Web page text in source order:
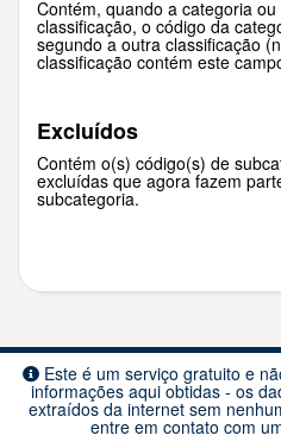
Contém, quando a categoria
classificação, o código da
segundo a outra classificação
classificação contém este
Excluídos
Contém o(s) código(s) de
excluídas que agora fazem
subcategoria.
Este é um serviço gratuito e
informações aqui obtidas - os
extraídos da internet sem
entre em contato com